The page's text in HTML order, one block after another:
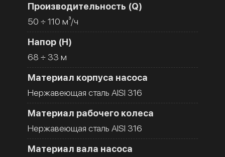
Производительность (Q)
50 ÷ 110 м³/ч
Напор (H)
68 ÷ 33 м
Материал корпуса насоса
Нержавеющая сталь AISI 316
Материал рабочего колеса
Нержавеющая сталь AISI 316
Материал вала насоса